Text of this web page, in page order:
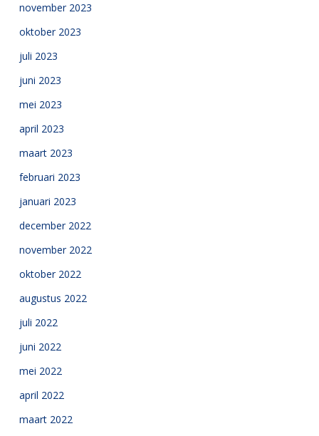
november 2023
oktober 2023
juli 2023
juni 2023
mei 2023
april 2023
maart 2023
februari 2023
januari 2023
december 2022
november 2022
oktober 2022
augustus 2022
juli 2022
juni 2022
mei 2022
april 2022
maart 2022